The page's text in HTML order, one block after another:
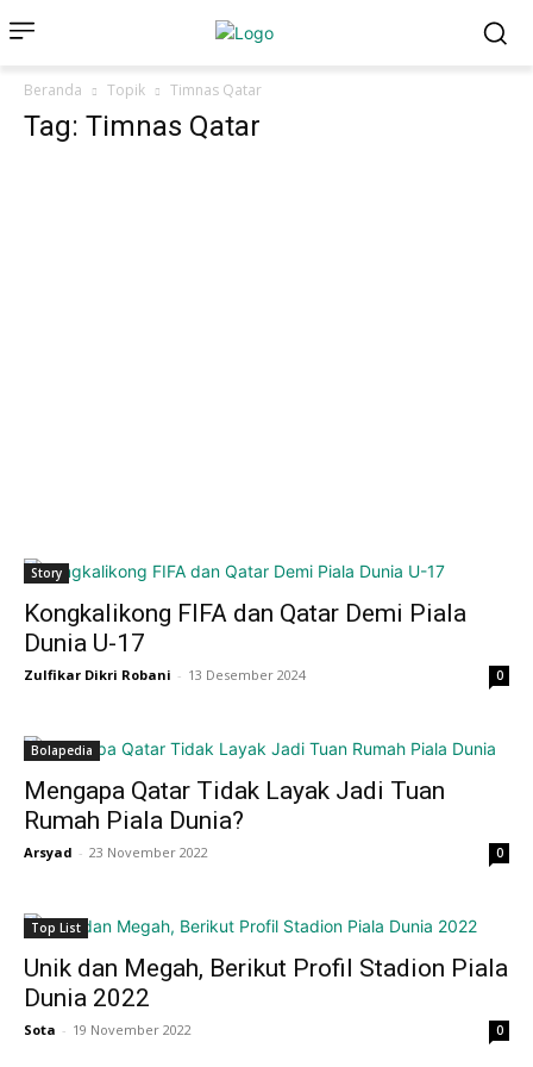
Beranda Topik Timnas Qatar
Tag: Timnas Qatar
Story
Kongkalikong FIFA dan Qatar Demi Piala
Dunia U-17
Zulfikar Dikri Robani - 13 Desember 2024 0
Bolapedia
Mengapa Qatar Tidak Layak Jadi Tuan
Rumah Piala Dunia?
Arsyad - 23 November 2022 0
Top List
Unik dan Megah, Berikut Profil Stadion Piala
Dunia 2022
Sota - 19 November 2022 0